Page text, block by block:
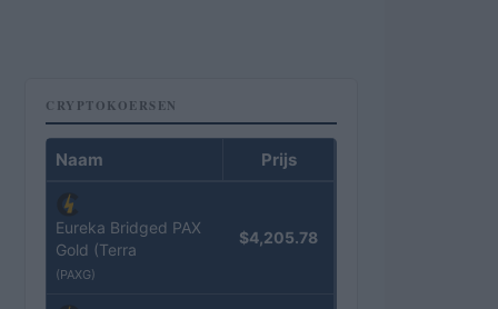
CRYPTOKOERSEN
Naam Prijs
Eureka Bridged PAX
Gold (Terra
(PAXG)
$4,205.78